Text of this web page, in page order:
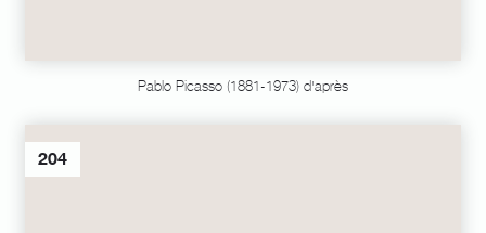
Pablo Picasso (1881-1973) d'après
204